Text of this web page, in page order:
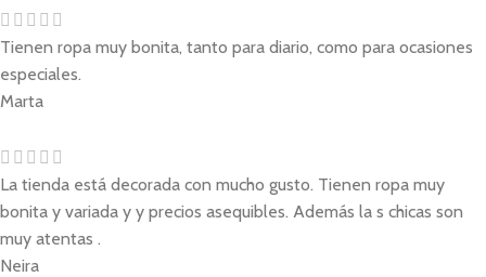
Tienen ropa muy bonita, tanto para diario, como para ocasiones
especiales.
Marta
La tienda está decorada con mucho gusto. Tienen ropa muy
bonita y variada y y precios asequibles. Además la s chicas son
muy atentas .
Neira